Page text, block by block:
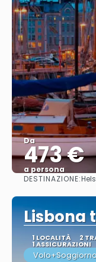
Da
473 €
a persona
DESTINAZIONE:
Lisbona
1 LOCALITÀ 2
1 ASSICURAZIONI